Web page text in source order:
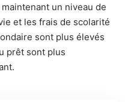
un niveau de
et les frais de scolarité
sont plus élevés
prêt sont plus